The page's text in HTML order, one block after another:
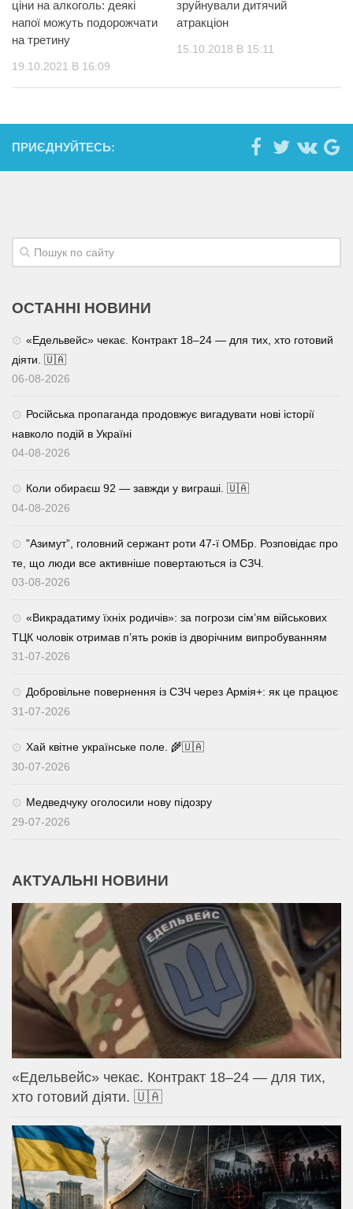
ціни на алкоголь: деякі
напої можуть подорожчати
на третину
19.10.2021 В 16:09
зруйнували дитячий
атракціон
15.10.2018 В 15:11
ПРИЄДНУЙТЕСЬ:
ОСТАННІ НОВИНИ
«Едельвейс» чекає. Контракт 18–24 — для тих, хто готовий
діяти. 🇺🇦
06-08-2026
Російська пропаганда продовжує вигадувати нові історії
навколо подій в Україні
04-08-2026
Коли обираєш 92 — завжди у виграші. 🇺🇦
04-08-2026
⁨”Азимут”, головний сержант роти 47-ї ОМБр. Розповідає про
те, що люди все активніше повертаються із СЗЧ.
03-08-2026
«Викрадатиму їхніх родичів»: за погрози сім’ям військових
ТЦК чоловік отримав п’ять років із дворічним випробуванням
31-07-2026
Добровільне повернення із СЗЧ через Армія+: як це працює
31-07-2026
Хай квітне українське поле. 🌾🇺🇦
30-07-2026
Медведчуку оголосили нову підозру
29-07-2026
АКТУАЛЬНІ НОВИНИ
«Едельвейс» чекає. Контракт 18–24 — для тих,
хто готовий діяти. 🇺🇦